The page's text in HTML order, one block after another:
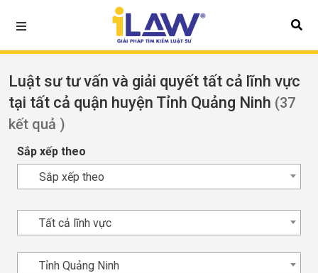
Luật sư tư vấn và giải quyết tất cả lĩnh vực
tại tất cả quận huyện Tỉnh Quảng Ninh (37
kết quả )
Sắp xếp theo
Sắp xếp theo
Tất cả lĩnh vực
Tỉnh Quảng Ninh